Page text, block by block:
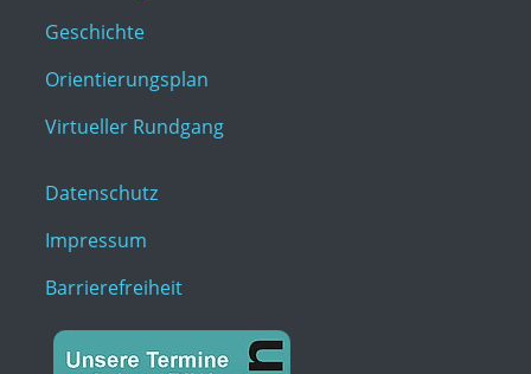
Geschichte
Orientierungsplan
Virtueller Rundgang
Datenschutz
Impressum
Barrierefreiheit